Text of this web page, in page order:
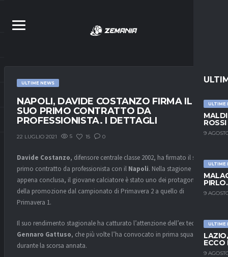
ULTIME
9
ULTIME
9
ULTIME
ECCO
9
ULTIME NEWS
NAPOLI, DAVIDE COSTANZO FIRMA IL
SUO PRIMO CONTRATTO DA
PROFESSIONISTA. I DETTAGLI
22 LUGLIO 2021 5 15 0
Davide Costanzo, difensore centrale classe 2002, ha firmato il suo
primo contratto da professionista con il Napoli. Nella stagione
appena conclusa, il giovane calciatore è stato uno dei protagonisti
della promozione dal campionato di Primavera 2 a quello di
Primavera 1.
Il suo rendimento stagionale ha catturato l’attenzione dell’ex tecnico
Gennaro Gattuso, che più volte l’ha convocato in prima squadra
durante la scorsa annata.